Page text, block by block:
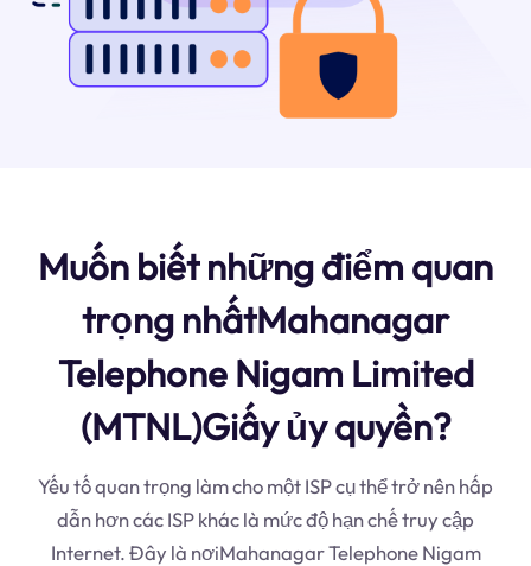
Muốn biết những điểm quan
trọng nhấtMahanagar
Telephone Nigam Limited
(MTNL)Giấy ủy quyền?
Yếu tố quan trọng làm cho một ISP cụ thể trở nên hấp
dẫn hơn các ISP khác là mức độ hạn chế truy cập
Internet. Đây là nơiMahanagar Telephone Nigam